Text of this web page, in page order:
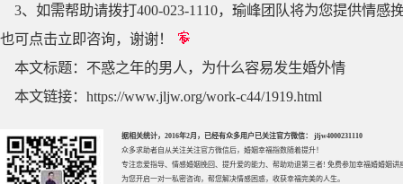
3、如需帮助请拨打400-023-1110，瑜峰团队将为您提供情
也可点击立即咨询，谢谢！
本文标题： 不惑之年的男人，为什么容易发生婚外情
本文链接： https://www.jljw.org/work-c44/1919.html
据相关统计，2016年2月，已经有众多用户已关注官方微信： jljw4000231110
众多求助者自从关注关注官方微信后，婚姻幸福指数随着提升！
专注恋爱指导、 情感婚姻挽回 、提升爱的能力、帮助劝退第三者! 免费参加幸福婚婚姻讲
为您开启一对一私密咨询，帮您解决情感困惑，收获幸福完美的人生。